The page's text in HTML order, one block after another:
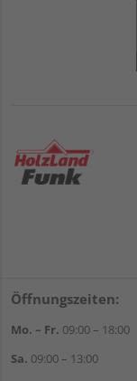
Öffnungszeiten:
Mo. – Fr. 09:00 – 18:00
Sa. 09:00 – 13:00